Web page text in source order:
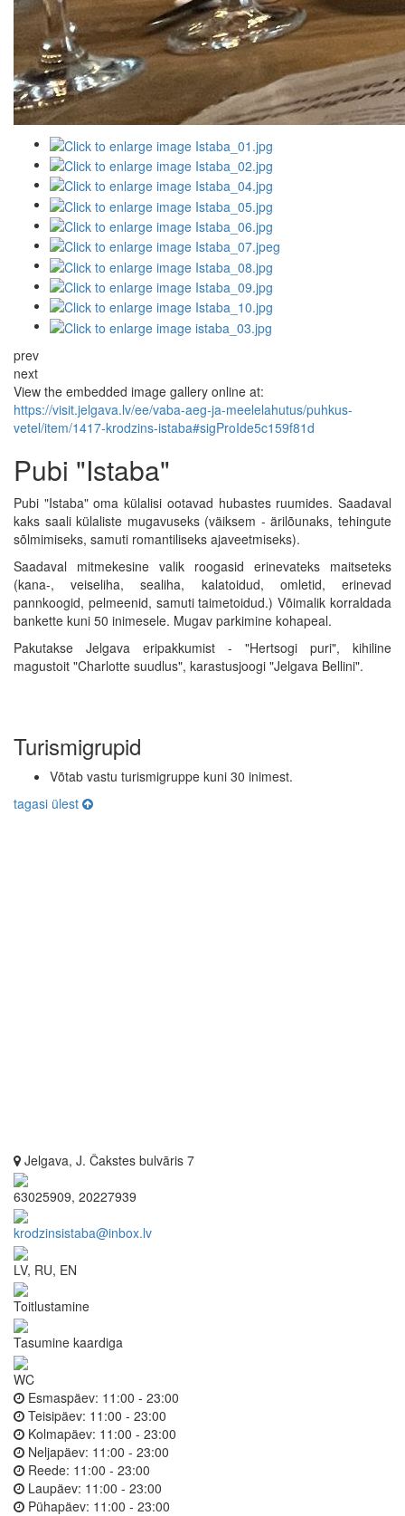
prev
next
View the embedded image gallery online at:
https://visit.jelgava.lv/ee/vaba-aeg-ja-meelelahutus/puhkus-
vetel/item/1417-krodzins-istaba#sigProIde5c159f81d
Pubi "Istaba"
Pubi "Istaba" oma külalisi ootavad hubastes ruumides. Saadaval
kaks saali külaliste mugavuseks (väiksem - ärilõunaks, tehingute
sõlmimiseks, samuti romantiliseks ajaveetmiseks).
Saadaval mitmekesine valik roogasid erinevateks maitseteks
(kana-, veiseliha, sealiha, kalatoidud, omletid, erinevad
pannkoogid, pelmeenid, samuti taimetoidud.) Võimalik korraldada
bankette kuni 50 inimesele. Mugav parkimine kohapeal.
Pakutakse Jelgava eripakkumist - "Hertsogi puri", kihiline
magustoit "Charlotte suudlus", karastusjoogi "Jelgava Bellini".
Turismigrupid
Võtab vastu turismigruppe kuni 30 inimest.
tagasi ülest
Jelgava, J. Čakstes bulvāris 7
63025909, 20227939
krodzinsistaba@inbox.lv
LV, RU, EN
Toitlustamine
Tasumine kaardiga
WC
Esmaspäev: 11:00 - 23:00
Teisipäev: 11:00 - 23:00
Kolmapäev: 11:00 - 23:00
Neljapäev: 11:00 - 23:00
Reede: 11:00 - 23:00
Laupäev: 11:00 - 23:00
Pühapäev: 11:00 - 23:00